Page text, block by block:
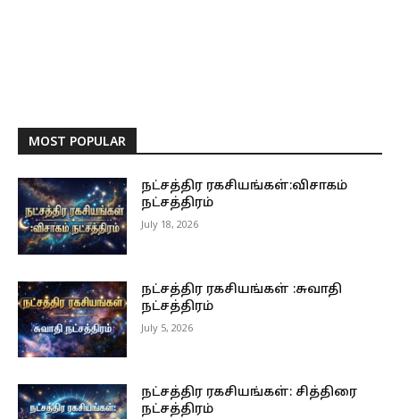
MOST POPULAR
நட்சத்திர ரகசியங்கள்:விசாகம்
நட்சத்திரம்
July 18, 2026
நட்சத்திர ரகசியங்கள் :சுவாதி
நட்சத்திரம்
July 5, 2026
நட்சத்திர ரகசியங்கள்: சித்திரை
நட்சத்திரம்